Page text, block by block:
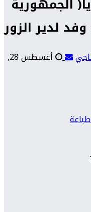
الجمهورية
لدير الزور
أغسطس 28,
طباعة